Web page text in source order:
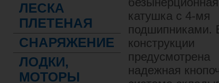
ЛЕСКА
ПЛЕТЕНАЯ
СНАРЯЖЕНИЕ
ЛОДКИ,
МОТОРЫ
катушка с 4-мя
подшипниками.
конструкции
предусмотрена
надежная